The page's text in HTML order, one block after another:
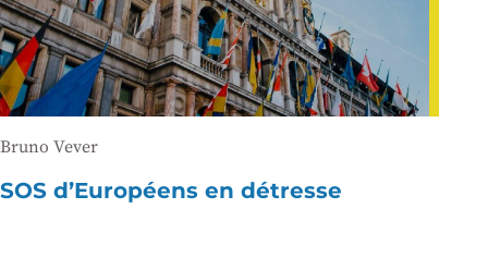
Bruno Vever
SOS d’Européens en détresse